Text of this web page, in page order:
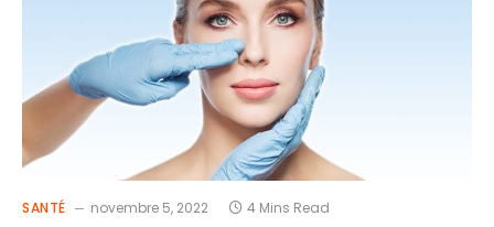
SANTÉ novembre 5, 2022 4 Mins Read